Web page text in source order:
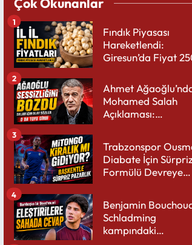
Çok Okunanlar
Fındık Piyasası
Hareketlendi:
Giresun’da Fiyat
1
Ahmet
Mohamed Salah
Açıklaması:
2
Trabzonspor
Diabate İçin Sürpriz
Formülü Devreye
3
Benjamin
Schladming
kampındaki
4